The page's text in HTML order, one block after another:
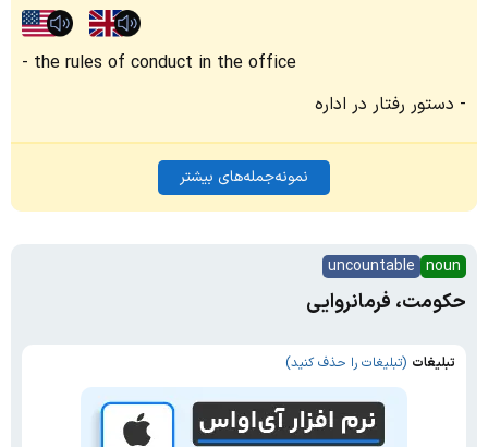
the rules of conduct in the office
دستور رفتار در اداره
نمونه‌جمله‌های بیشتر
noun
uncountable
حکومت، فرمانروایی
تبلیغات (تبلیغات را حذف کنید)